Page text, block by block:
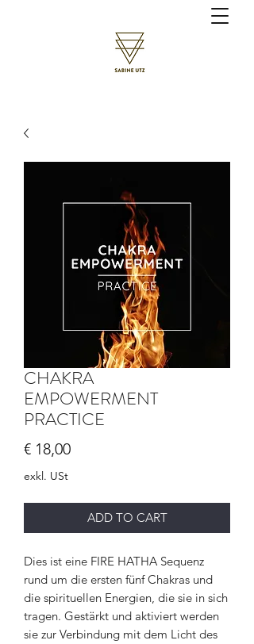
CHAKRA
EMPOWERMENT
PRACTICE
€ 18,00Preis
exkl. USt
ADD TO CART
Dies ist eine FIRE HATHA Sequenz
rund um die ersten fünf Chakras und
die spirituellen Energien, die sie in sich
tragen. Gestärkt und aktiviert werden
sie zur Verbindung mit dem Licht des